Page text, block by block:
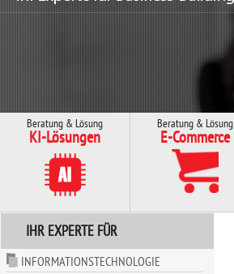
Beratung & Lösung
KI-Lösungen
Beratung & Lösung
E-Commerce
IHR EXPERTE FÜR
INFORMATIONSTECHNOLOGIE